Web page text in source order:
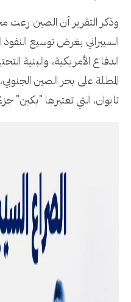
وذكر التقرير أن الصين رعت
السيبراني بغرض توسيع
الدفاع الأمريكية، والبنية
المطلة على بحر الصين
تايوان، التي تعتبرها "بكين"